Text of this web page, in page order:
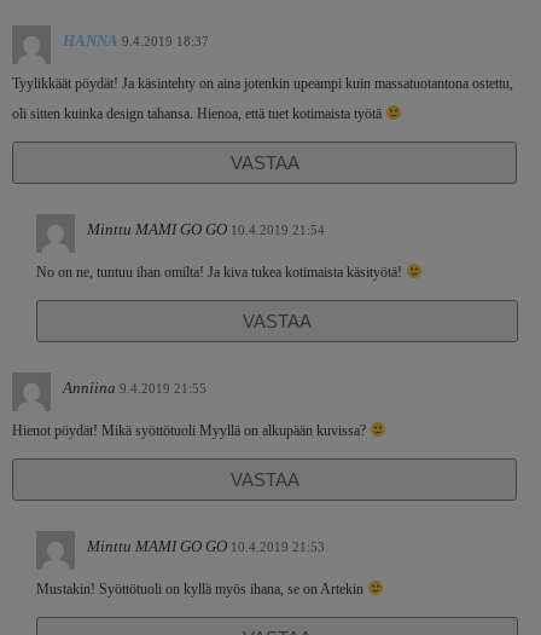
HANNA 9.4.2019 18:37
Tyylikkäät pöydät! Ja käsintehty on aina jotenkin upeampi kuin massatuotantona ostettu,
oli sitten kuinka design tahansa. Hienoa, että tuet kotimaista työtä
VASTAA
Minttu MAMI GO GO 10.4.2019 21:54
No on ne, tuntuu ihan omilta! Ja kiva tukea kotimaista käsityötä!
VASTAA
Anniina 9.4.2019 21:55
Hienot pöydät! Mikä syöttötuoli Myyllä on alkupään kuvissa?
VASTAA
Minttu MAMI GO GO 10.4.2019 21:53
Mustakin! Syöttötuoli on kyllä myös ihana, se on Artekin